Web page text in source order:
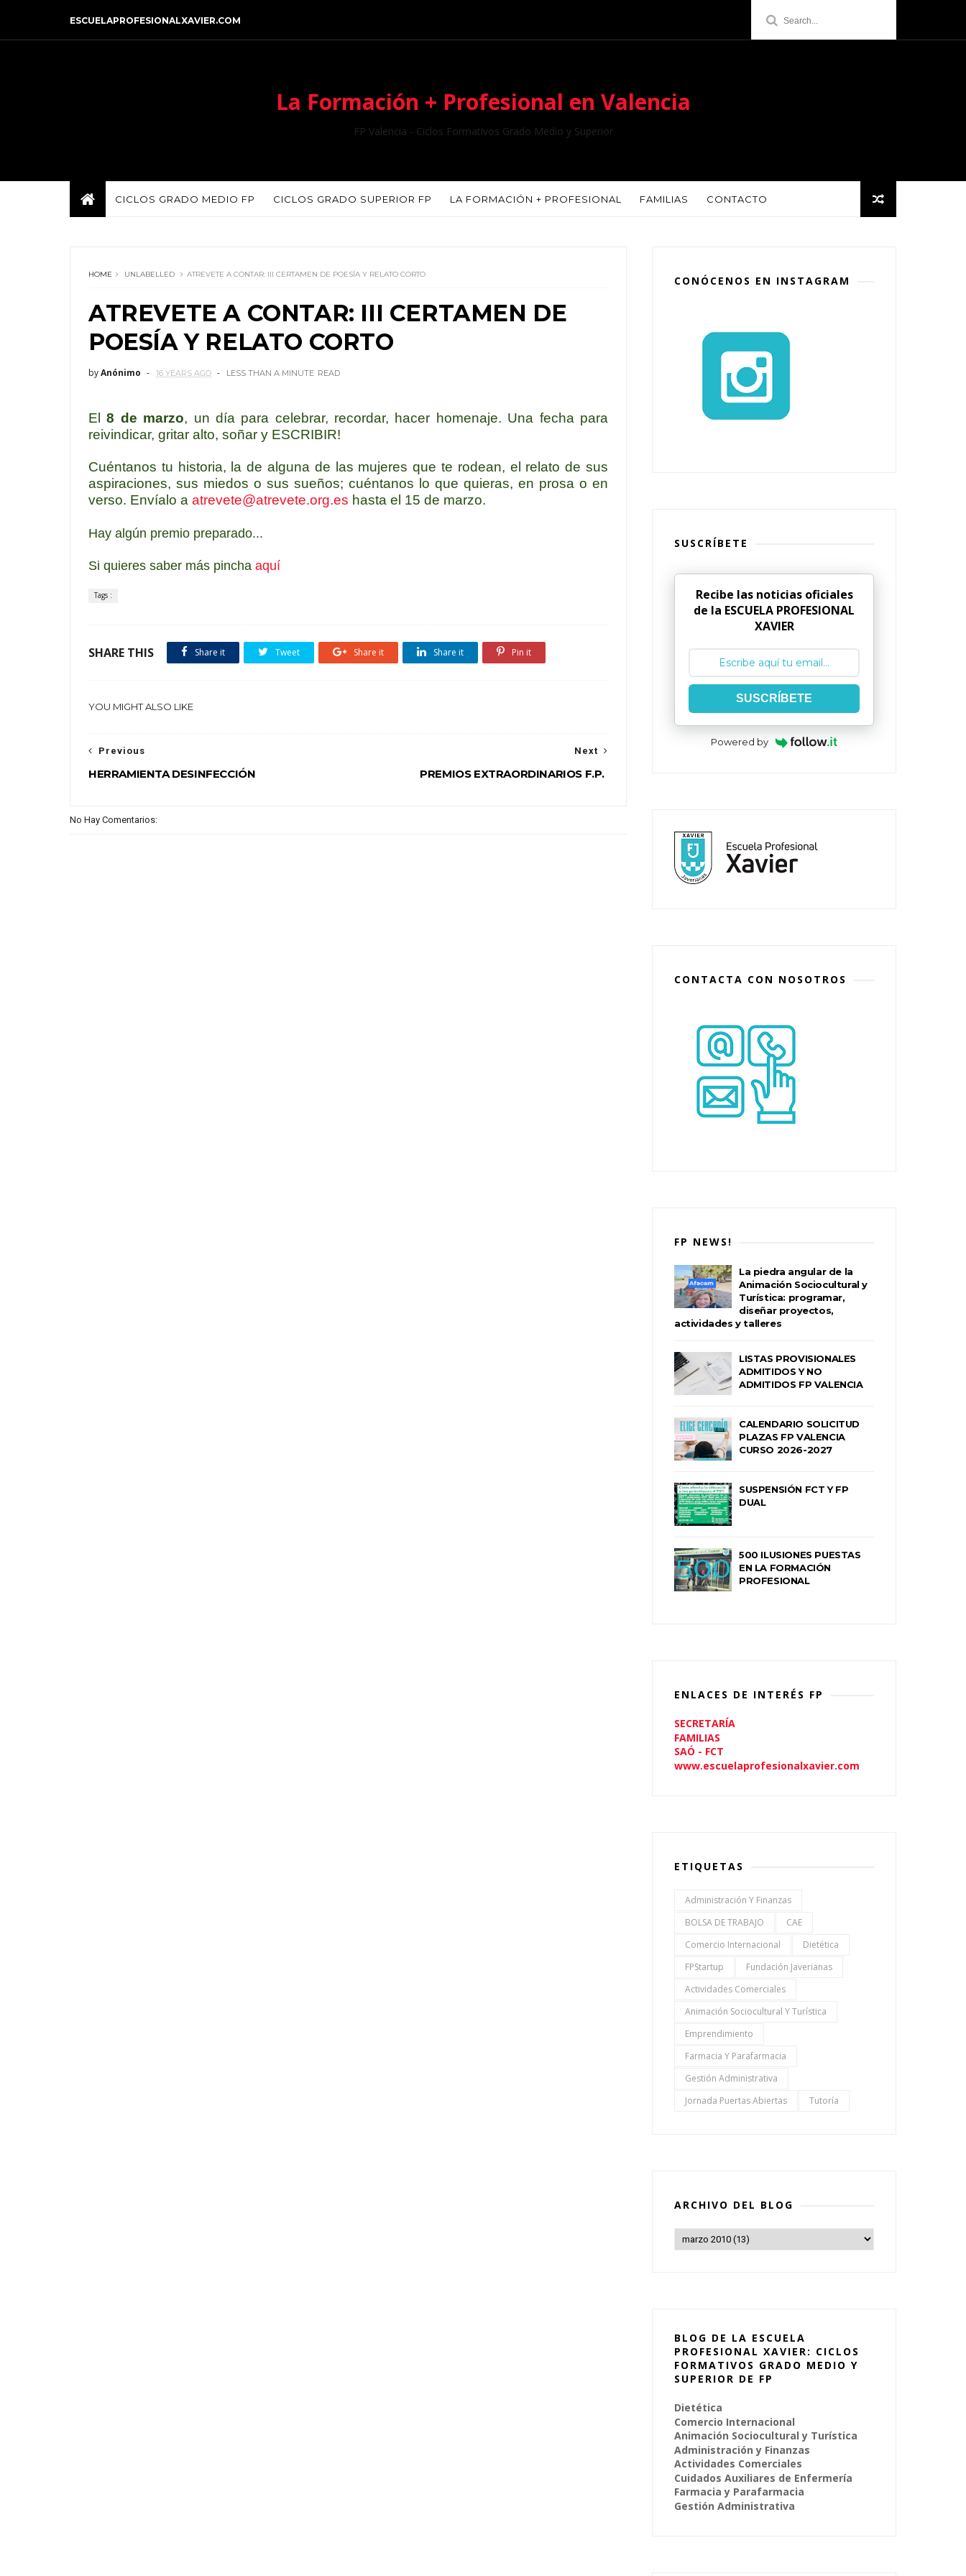
ESCUELAPROFESIONALXAVIER.COM
La Formación + Profesional en Valencia
FP Valencia - Ciclos Formativos Grado Medio y Superior
CICLOS GRADO MEDIO FP CICLOS GRADO SUPERIOR FP LA FORMACIÓN + PROFESIONAL FAMILIAS CONTACTO
HOME UNLABELLED ATREVETE A CONTAR: III CERTAMEN DE POESÍA Y RELATO CORTO
ATREVETE A CONTAR: III CERTAMEN DE
POESÍA Y RELATO CORTO
byAnónimo 16 YEARS AGO LESS THAN A MINUTE READ
El8 de marzo, un día para celebrar, recordar, hacer homenaje. Una fecha para
reivindicar, gritar alto, soñar y ESCRIBIR!
Cuéntanos tu historia, la de alguna de las mujeres que te rodean, el relato de sus
aspiraciones, sus miedos o sus sueños; cuéntanos lo que quieras, en prosa o en
verso. Envíalo a atrevete@atrevete.org.es hasta el 15 de marzo.
Hay algún premio preparado...
Si quieres saber más pincha aquí
Tags :
SHARE THIS Share it Tweet Share it Share it Pin it
YOU MIGHT ALSO LIKE
Next
PREMIOS EXTRAORDINARIOS F.P.
Previous
HERRAMIENTA DESINFECCIÓN
No Hay Comentarios:
CONÓCENOS EN INSTAGRAM
SUSCRÍBETE
Recibe las noticias oficiales
de la ESCUELA PROFESIONAL
XAVIER
SUSCRÍBETE
Powered by
CONTACTA CON NOSOTROS
FP NEWS!
La piedra angular de la
Animación Sociocultural y
Turística: programar,
diseñar proyectos,
actividades y talleres
LISTAS PROVISIONALES
ADMITIDOS Y NO
ADMITIDOS FP VALENCIA
CALENDARIO SOLICITUD
PLAZAS FP VALENCIA
CURSO 2026-2027
SUSPENSIÓN FCT Y FP
DUAL
500 ILUSIONES PUESTAS
EN LA FORMACIÓN
PROFESIONAL
ENLACES DE INTERÉS FP
SECRETARÍA
FAMILIAS
SAÓ - FCT
www.escuelaprofesionalxavier.com
ETIQUETAS
Administración Y Finanzas
BOLSA DE TRABAJO
CAE
Comercio Internacional
Dietética
FPStartup
Fundación Javerianas
Actividades Comerciales
Animación Sociocultural Y Turística
Emprendimiento
Farmacia Y Parafarmacia
Gestión Administrativa
Jornada Puertas Abiertas
Tutoría
ARCHIVO DEL BLOG
BLOG DE LA ESCUELA
PROFESIONAL XAVIER: CICLOS
FORMATIVOS GRADO MEDIO Y
SUPERIOR DE FP
Dietética
Comercio Internacional
Animación Sociocultural y Turística
Administración y Finanzas
Actividades Comerciales
Cuidados Auxiliares de Enfermería
Farmacia y Parafarmacia
Gestión Administrativa